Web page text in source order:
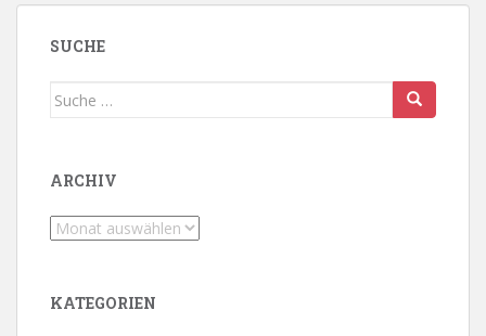
SUCHE
Suche
ARCHIV
Archiv
KATEGORIEN